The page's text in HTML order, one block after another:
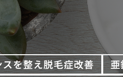
を整え脱毛症改善
亜